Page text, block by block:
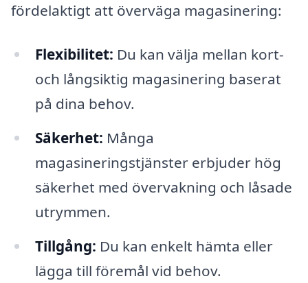
fördelaktigt att överväga magasinering:
Flexibilitet: Du kan välja mellan kort-
och långsiktig magasinering baserat
på dina behov.
Säkerhet: Många
magasineringstjänster erbjuder hög
säkerhet med övervakning och låsade
utrymmen.
Tillgång: Du kan enkelt hämta eller
lägga till föremål vid behov.